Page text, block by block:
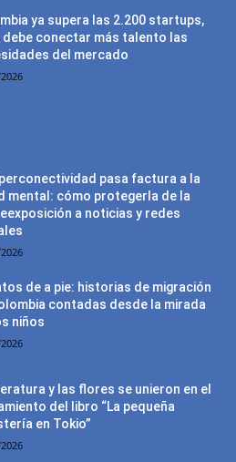
ya supera las 2.200 startups,
debe conectar más talento las
del mercado
pasa factura a la
mental: cómo protegerla de la
a noticias y redes
de a pie: historias de migración
contadas desde la mirada
niños
y las flores se unieron en el
del libro “La pequeña
en Tokio”